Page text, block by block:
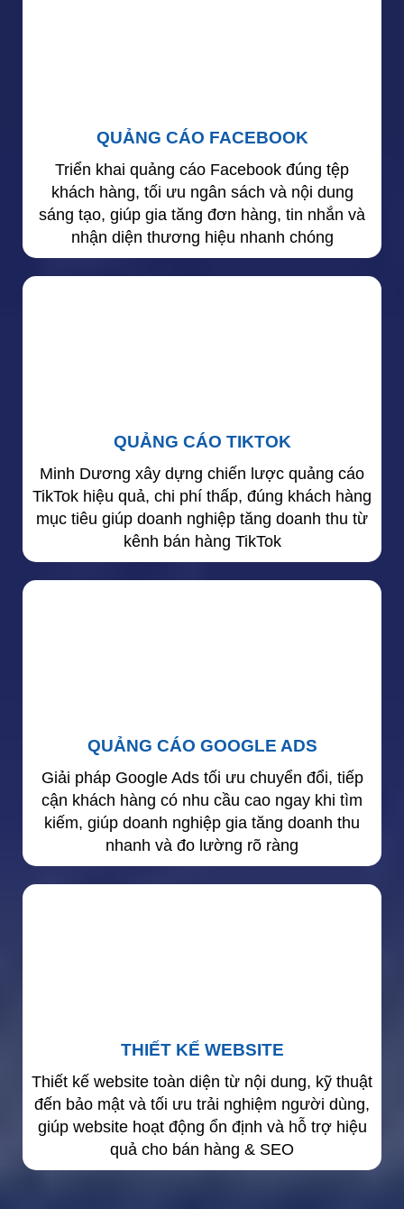
QUẢNG CÁO FACEBOOK
Triển khai quảng cáo Facebook đúng tệp
khách hàng, tối ưu ngân sách và nội dung
sáng tạo, giúp gia tăng đơn hàng, tin nhắn và
nhận diện thương hiệu nhanh chóng
QUẢNG CÁO TIKTOK
Minh Dương xây dựng chiến lược quảng cáo
TikTok hiệu quả, chi phí thấp, đúng khách hàng
mục tiêu giúp doanh nghiệp tăng doanh thu từ
kênh bán hàng TikTok
QUẢNG CÁO GOOGLE ADS
Giải pháp Google Ads tối ưu chuyển đổi, tiếp
cận khách hàng có nhu cầu cao ngay khi tìm
kiếm, giúp doanh nghiệp gia tăng doanh thu
nhanh và đo lường rõ ràng
THIẾT KẾ WEBSITE
Thiết kế website toàn diện từ nội dung, kỹ thuật
đến bảo mật và tối ưu trải nghiệm người dùng,
giúp website hoạt động ổn định và hỗ trợ hiệu
quả cho bán hàng & SEO